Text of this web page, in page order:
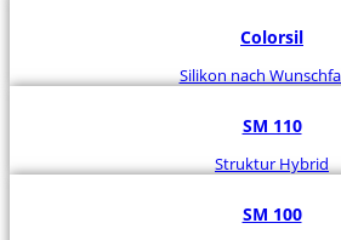
Colorsil
Silikon nach
SM 110
Struktur Hybrid
SM 100